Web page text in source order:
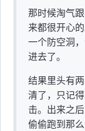
那时候淘气
来都很开心
一个防空洞
进去了。
结果里头有
清了，只记
击。出来之
偷偷跑到那